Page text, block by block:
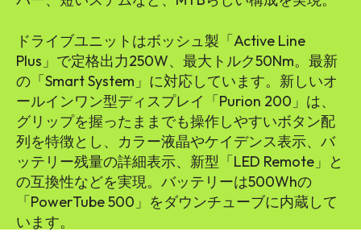
ドライブユニットはボッシュ製「Active Line
Plus」で定格出力250W、最大トルク50Nm。最新
の「Smart System」に対応しています。新しいオ
ールインワン型ディスプレイ「Purion 200」は、
グリップを握ったままでも操作しやすいボタン配
列を特徴とし、カラー液晶やケイデンス表示、バ
ッテリー残量の詳細表示、新型「LED Remote」と
の互換性などを実現。バッテリーは500Whの
「PowerTube 500」をダウンチューブに内蔵して
います。